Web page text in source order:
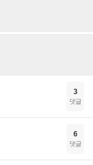
3
댓글
6
댓글